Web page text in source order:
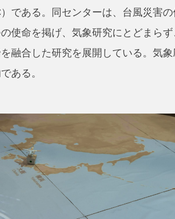
である。同センターは、台風災害
使命を掲げ、気象研究にとどまらず
融合した研究を展開している。気
ある。